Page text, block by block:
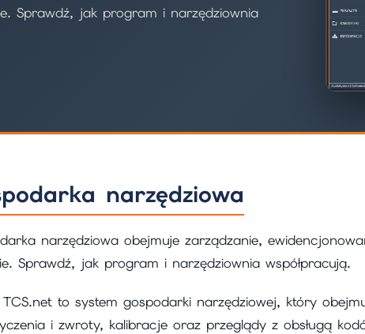
Sprawdź, jak program i narzędziownia
narzędziowa
narzędziowa obejmuje zarządzanie,
Sprawdź, jak program i narzędziownia współpracują.
to system gospodarki narzędziowej, który
i zwroty, kalibracje oraz przeglądy z obsługą